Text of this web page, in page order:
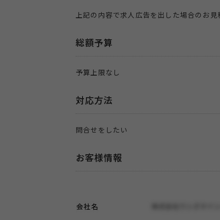
上記の内容で求人広告を出した場合のお見
総額予算
予算上限なし
対応方法
問合せをしたい
お客様情報